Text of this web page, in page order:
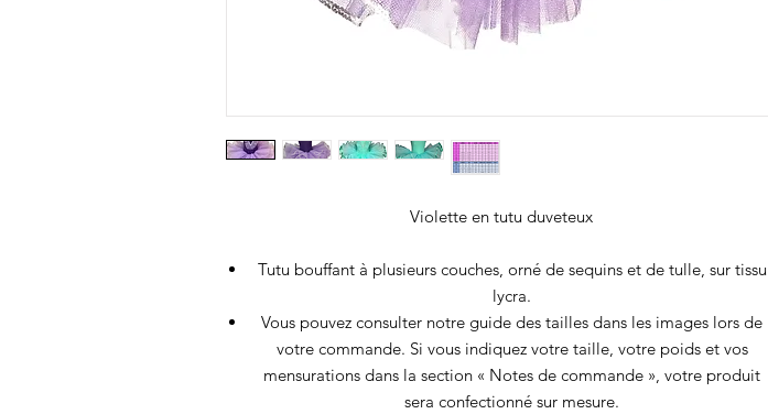
Violette en tutu duveteux
Tutu bouffant à plusieurs couches, orné de sequins et de tulle, sur tissu
lycra.
Vous pouvez consulter notre guide des tailles dans les images lors de
votre commande. Si vous indiquez votre taille, votre poids et vos
mensurations dans la section « Notes de commande », votre produit
sera confectionné sur mesure.